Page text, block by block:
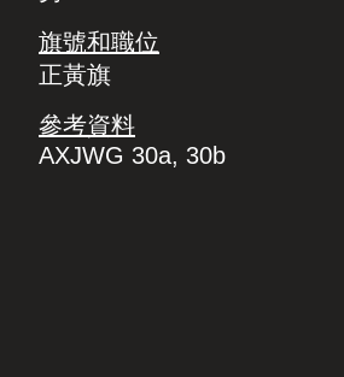
旗號和職位
正黃旗
參考資料
AXJWG 30a, 30b